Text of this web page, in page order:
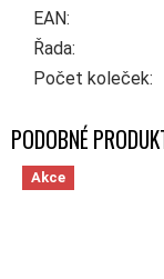
EAN:
Řada:
Počet koleček:
Akce